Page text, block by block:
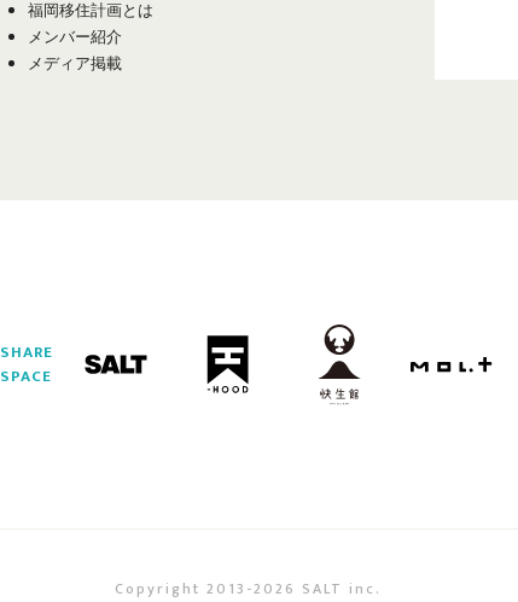
福岡移住計画とは
メンバー紹介
メディア掲載
SHARE
SPACE
Copyright 2013-2026 SALT inc.